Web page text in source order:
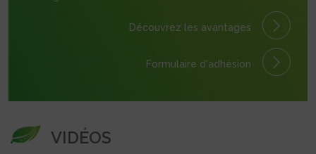
Découvrez les avantages
Formulaire d'adhésion
VIDÉOS